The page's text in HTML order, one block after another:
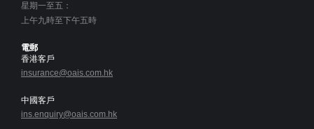
星期一至五：
上午九時至下午五時
電郵
香港客戶
insurance@oais.com.hk
中國客戶
ins.enquiry@oais.com.hk